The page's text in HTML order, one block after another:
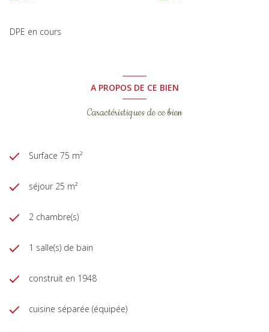
DPE en cours
A PROPOS DE CE BIEN
Caractéristiques de ce bien
Surface 75 m²
séjour 25 m²
2 chambre(s)
1 salle(s) de bain
construit en 1948
cuisine séparée (équipée)